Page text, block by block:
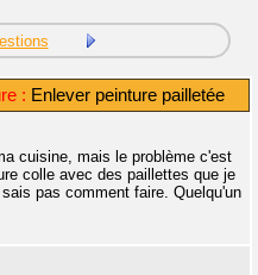
: Enlever peinture pailletée
cuisine, mais le problème c'est
colle avec des paillettes que je
pas comment faire. Quelqu'un